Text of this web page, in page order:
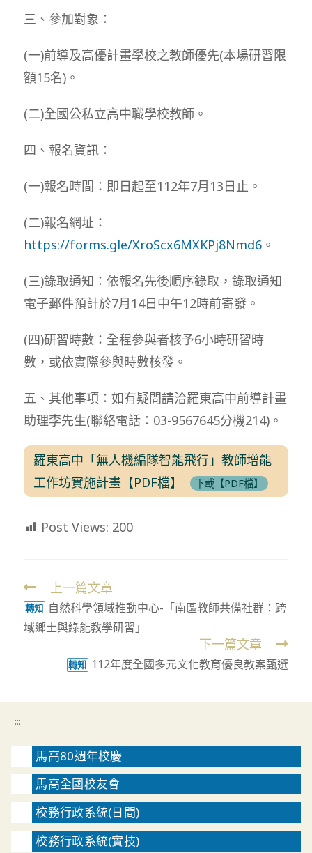
三、參加對象：
(一)前導及高優計畫學校之教師優先(本場研習限
額15名)。
(二)全國公私立高中職學校教師。
四、報名資訊：
(一)報名時間：即日起至112年7月13日止。
(二)報名網址：
https://forms.gle/XroScx6MXKPj8Nmd6。
(三)錄取通知：依報名先後順序錄取，錄取通知
電子郵件預計於7月14日中午12時前寄發。
(四)研習時數：全程參與者核予6小時研習時
數，或依實際參與時數核發。
五、其他事項：如有疑問請洽羅東高中前導計畫
助理李先生(聯絡電話：03-9567645分機214)。
羅東高中「無人機編隊智能飛行」教師增能
工作坊實施計畫【PDF檔】
下載【PDF檔】
Post Views: 200
Read
more
articles
上一篇文章
轉知 自然科學領域推動中心-「南區教師共備社群：跨
域鄉土與綠能教學研習」
下一篇文章
轉知 112年度全國多元文化教育優良教案甄選
:::
馬高80週年校慶
馬高全國校友會
校務行政系統(日間)
校務行政系統(實技)